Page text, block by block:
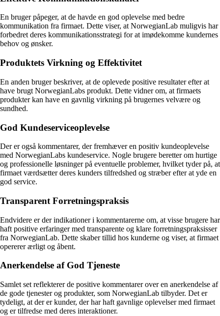
En bruger påpeger, at de havde en god oplevelse med bedre
kommunikation fra firmaet. Dette viser, at NorwegianLab muligvis har
forbedret deres kommunikationsstrategi for at imødekomme kundernes
behov og ønsker.
Produktets Virkning og Effektivitet
En anden bruger beskriver, at de oplevede positive resultater efter at
have brugt NorwegianLabs produkt. Dette vidner om, at firmaets
produkter kan have en gavnlig virkning på brugernes velvære og
sundhed.
God Kundeserviceoplevelse
Der er også kommentarer, der fremhæver en positiv kundeoplevelse
med NorwegianLabs kundeservice. Nogle brugere beretter om hurtige
og professionelle løsninger på eventuelle problemer, hvilket tyder på, at
firmaet værdsætter deres kunders tilfredshed og stræber efter at yde en
god service.
Transparent Forretningspraksis
Endvidere er der indikationer i kommentarerne om, at visse brugere har
haft positive erfaringer med transparente og klare forretningspraksisser
fra NorwegianLab. Dette skaber tillid hos kunderne og viser, at firmaet
opererer ærligt og åbent.
Anerkendelse af God Tjeneste
Samlet set reflekterer de positive kommentarer over en anerkendelse af
de gode tjenester og produkter, som NorwegianLab tilbyder. Det er
tydeligt, at der er kunder, der har haft gavnlige oplevelser med firmaet
og er tilfredse med deres interaktioner.